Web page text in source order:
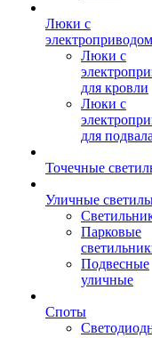
Люки с
электроприводом
Люки с
для кровли
Люки с
для подвала
Точечные
Уличные
Парковые
Подвесные
уличные
Споты